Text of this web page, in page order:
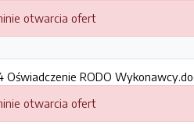
otwarcia ofert
Oświadczenie RODO
otwarcia ofert